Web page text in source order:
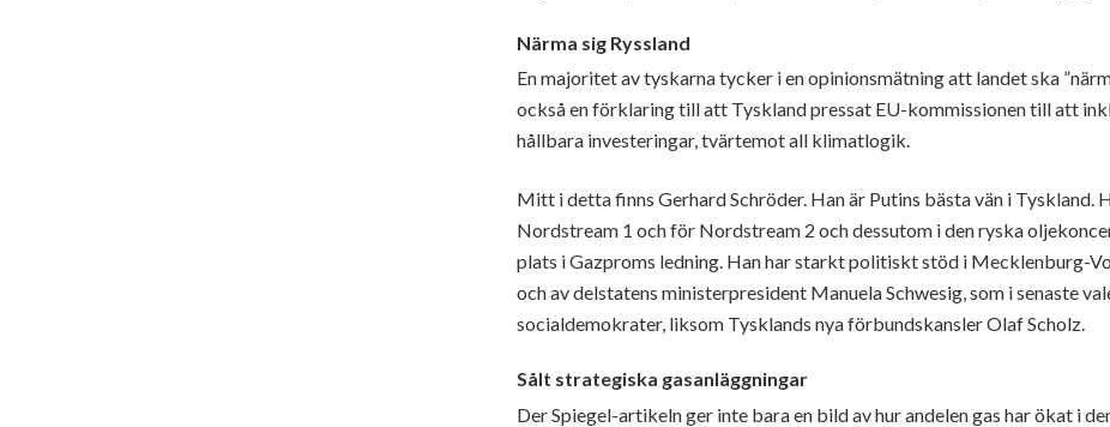
Närma sig Ryssland
En majoritet av tyskarna tycker i en opinionsmätning att landet ska
också en förklaring till att Tyskland pressat EU-kommissionen till att
hållbara investeringar, tvärtemot all klimatlogik.
Mitt i detta finns Gerhard Schröder. Han är Putins bästa vän i Tyskland.
Nordstream 1 och för Nordstream 2 och dessutom i den ryska
plats i Gazproms ledning. Han har starkt politiskt stöd i Mecklenburg-
och av delstatens ministerpresident Manuela Schwesig, som i senaste
socialdemokrater, liksom Tysklands nya förbundskansler Olaf Scholz.
Sålt strategiska gasanläggningar
Der Spiegel-artikeln ger inte bara en bild av hur andelen gas har ökat i